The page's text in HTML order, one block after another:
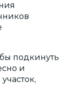
подкинуть
и